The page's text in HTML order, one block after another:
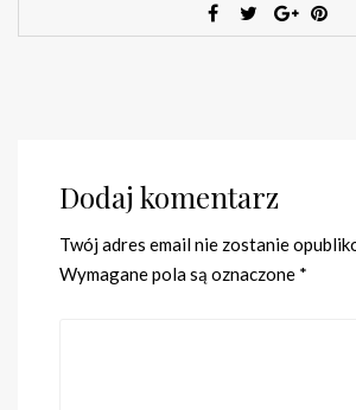
Dodaj komentarz
Twój adres email nie zostanie
Wymagane pola są oznaczone *